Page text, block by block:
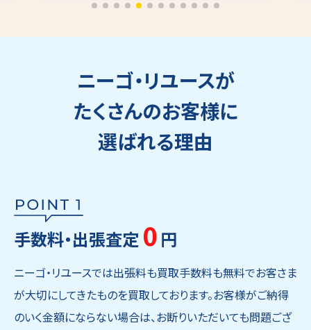
ニーゴ・リユースが
たくさんのお客様に
選ばれる理由
手数料・出張査定 0 円
ニーゴ・リユースでは出張料も買取手数料も無料でお客さま
が大切にしてきたものを買取しております。お客様がご納得
のいく金額にならない場合は、お断りいただいても問題ござ